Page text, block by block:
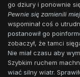
go dziury i ponownie się
Pewnie się zamienili
wspominał coś o
postanowił go
zobaczył, że tamci
Nie miał czasu aby
Szybkim ruchem
wiać silny wiatr.